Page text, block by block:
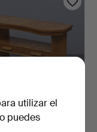
CHAPADO EN
utilizar el
puedes